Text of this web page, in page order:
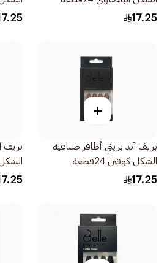
17.25
+
بريف آند بريتي أظافر صناعية
الشكل كوفين 24قطعة
17.25
بريف
الشكل